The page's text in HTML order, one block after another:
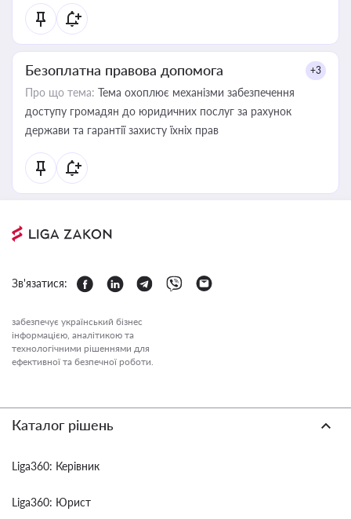
Безоплатна правова допомога +3
Про що тема: Тема охоплює механізми забезпечення
доступу громадян до юридичних послуг за рахунок
держави та гарантії захисту їхніх прав
Зв'язатися:
забезпечує український бізнес
інформацією, аналітикою та
технологічними рішеннями для
ефективної та безпечної роботи.
Каталог рішень
Liga360: Керівник
Liga360: Юрист